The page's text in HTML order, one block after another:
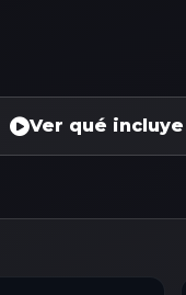
Ver qué incluye